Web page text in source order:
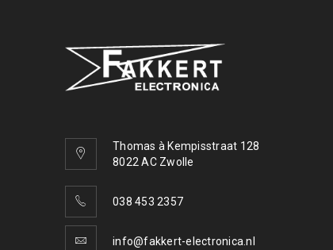
Thomas à Kempisstraat 128
8022 AC Zwolle
038 453 2357
info@fakkert-electronica.nl